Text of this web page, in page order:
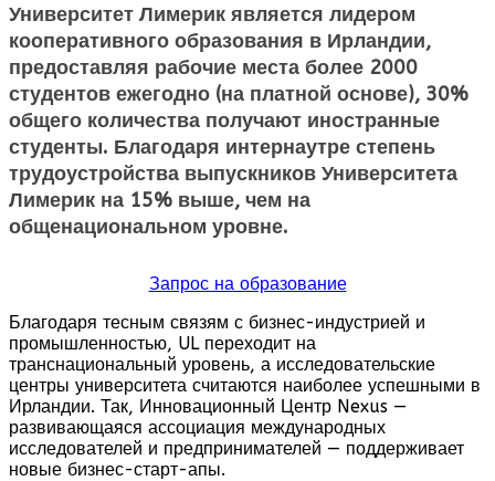
Университет Лимерик является лидером
кооперативного образования в Ирландии,
предоставляя рабочие места более 2000
студентов ежегодно (на платной основе), 30%
общего количества получают иностранные
студенты. Благодаря интернаутре степень
трудоустройства выпускников Университета
Лимерик на 15% выше, чем на
общенациональном уровне.
Запрос на образование
Благодаря тесным связям с бизнес-индустрией и
промышленностью, UL переходит на
транснациональный уровень, а исследовательские
центры университета считаются наиболее успешными в
Ирландии. Так, Инновационный Центр Nexus —
развивающаяся ассоциация международных
исследователей и предпринимателей — поддерживает
новые бизнес-старт-апы.